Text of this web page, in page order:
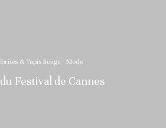
& Tapis Rouge Mode
Festival de Cannes